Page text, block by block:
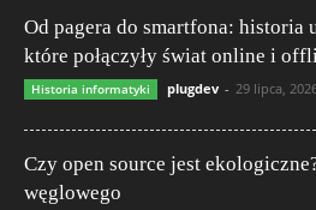
Od pagera do smartfona: historia
które połączyły świat online i
Historia informatyki plugdev - 29 lipca,
Czy open source jest
węglowego